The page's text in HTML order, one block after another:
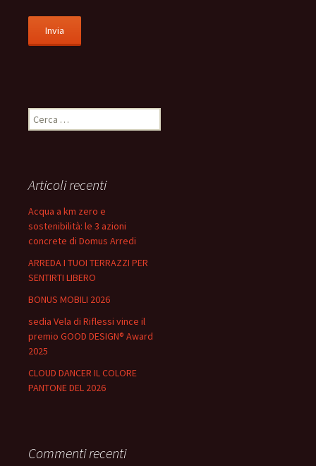
Ricerca
per:
Articoli recenti
Acqua a km zero e
sostenibilità: le 3 azioni
concrete di Domus Arredi
ARREDA I TUOI TERRAZZI PER
SENTIRTI LIBERO
BONUS MOBILI 2026
sedia Vela di Riflessi vince il
premio GOOD DESIGN® Award
2025
CLOUD DANCER IL COLORE
PANTONE DEL 2026
Commenti recenti